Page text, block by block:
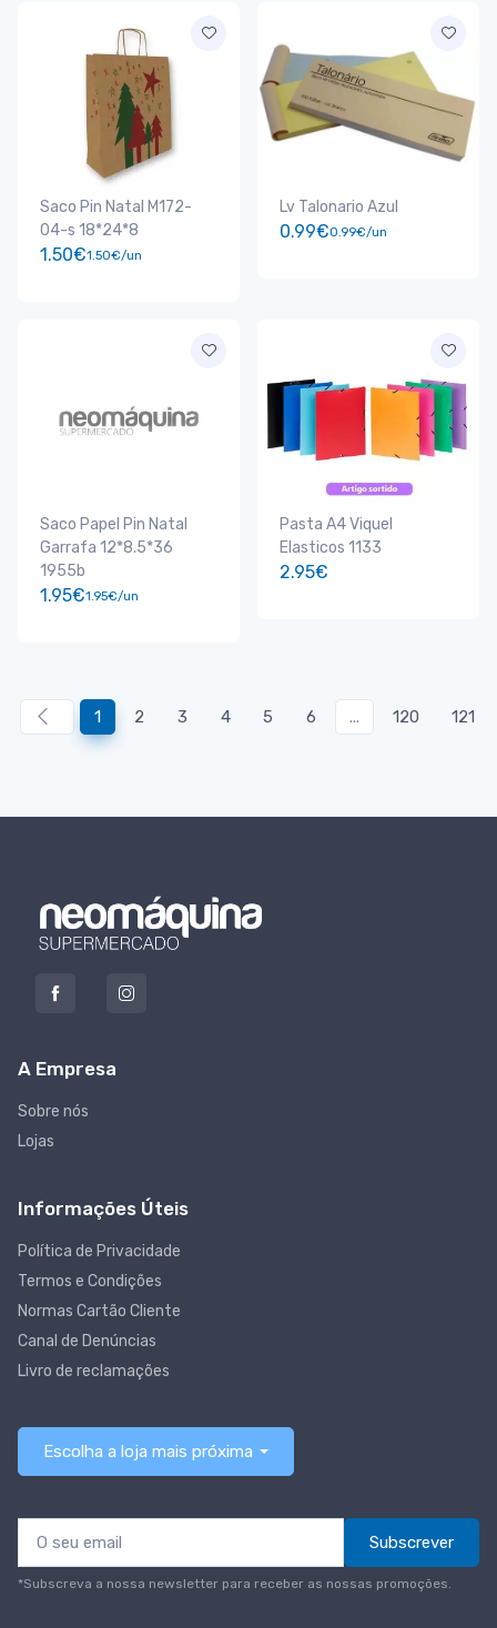
Saco Pin Natal M172-
04-s 18*24*8
1.50€1.50€/un
Lv Talonario Azul
0.99€0.99€/un
Saco Papel Pin Natal
Garrafa 12*8.5*36
1955b
1.95€1.95€/un
Pasta A4 Viquel
Elasticos 1133
2.95€
1 2 3 4 5 6 ... 120 121
A Empresa
Sobre nós
Lojas
Informações Úteis
Política de Privacidade
Termos e Condições
Normas Cartão Cliente
Canal de Denúncias
Livro de reclamações
Escolha a loja mais próxima
Subscrever
*Subscreva a nossa newsletter para receber as nossas promoções.